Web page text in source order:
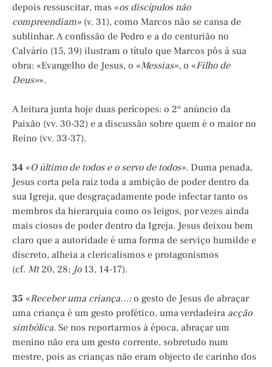
depois ressuscitar, mas «os discípulos não
compreendiam» (v. 31), como Marcos não se cansa de
sublinhar. A confissão de Pedro e a do centurião no
Calvário (15, 39) ilustram o título que Marcos pôs à sua
obra: «Evangelho de Jesus, o «Messias», o «Filho de
Deus»».
A leitura junta hoje duas perícopes: o 2º anúncio da
Paixão (vv. 30-32) e a discussão sobre quem é o maior no
Reino (vv. 33-37).
34 «O último de todos e o servo de todos». Duma penada,
Jesus corta pela raiz toda a ambição de poder dentro da
sua Igreja, que desgraçadamente pode infectar tanto os
membros da hierarquia como os leigos, por vezes ainda
mais ciosos de poder dentro da Igreja. Jesus deixou bem
claro que a autoridade é uma forma de serviço humilde e
discreto, alheia a clericalismos e protagonismos
(cf. Mt20, 28; Jo13, 14-17).
35 «Receber uma criança…:o gesto de Jesus de abraçar
uma criança é um gesto profético, uma verdadeira acção
simbólica. Se nos reportarmos à época, abraçar um
menino não era um gesto corrente, sobretudo num
mestre, pois as crianças não eram objecto de carinho dos